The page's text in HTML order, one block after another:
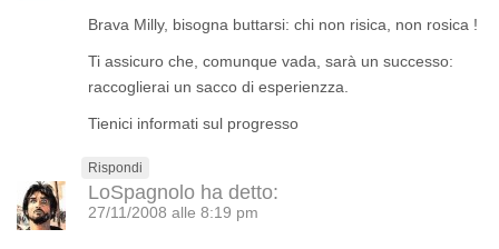
Brava Milly, bisogna buttarsi: chi non risica, non rosica !
Ti assicuro che, comunque vada, sarà un successo:
raccoglierai un sacco di esperienzza.
Tienici informati sul progresso
Rispondi
LoSpagnolo ha detto:
27/11/2008 alle 8:19 pm